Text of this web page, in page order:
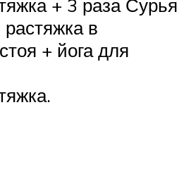
+ 3 раза Сурья
в
+ йога для